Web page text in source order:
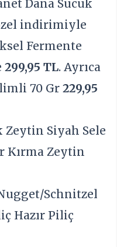
Dana Sucuk
indirimiyle
Fermente
299,95 TL. Ayrıca
70 Gr229,95
Zeytin Siyah Sele
Kırma Zeytin
Schnitzel
Hazır Piliç